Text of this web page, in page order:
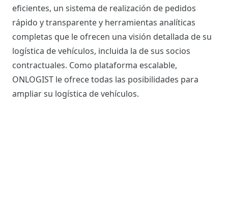
eficientes, un sistema de realización de pedidos
rápido y transparente y herramientas analíticas
completas que le ofrecen una visión detallada de su
logística de vehículos, incluida la de sus socios
contractuales. Como plataforma escalable,
ONLOGIST le ofrece todas las posibilidades para
ampliar su logística de vehículos.